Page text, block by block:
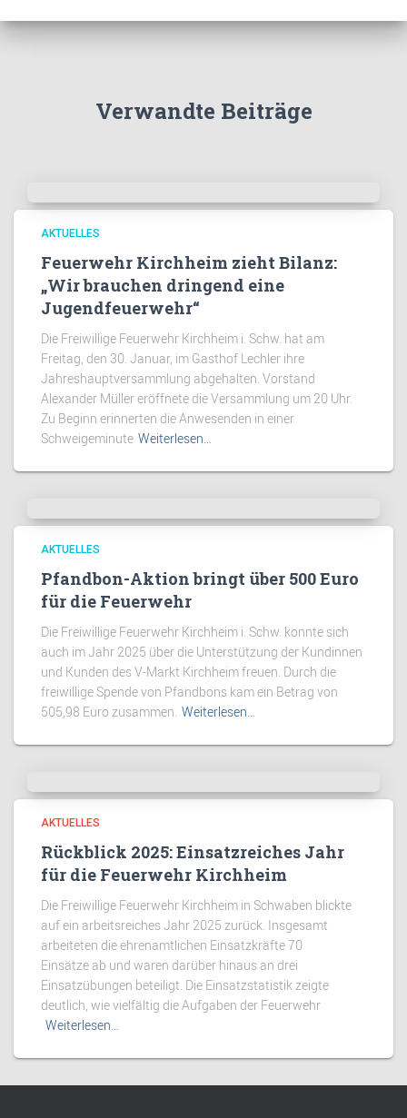
Verwandte Beiträge
AKTUELLES
Feuerwehr Kirchheim zieht Bilanz:
„Wir brauchen dringend eine
Jugendfeuerwehr“
Die Freiwillige Feuerwehr Kirchheim i. Schw. hat am
Freitag, den 30. Januar, im Gasthof Lechler ihre
Jahreshauptversammlung abgehalten. Vorstand
Alexander Müller eröffnete die Versammlung um 20 Uhr.
Zu Beginn erinnerten die Anwesenden in einer
Schweigeminute Weiterlesen…
AKTUELLES
Pfandbon-Aktion bringt über 500 Euro
für die Feuerwehr
Die Freiwillige Feuerwehr Kirchheim i. Schw. konnte sich
auch im Jahr 2025 über die Unterstützung der Kundinnen
und Kunden des V-Markt Kirchheim freuen. Durch die
freiwillige Spende von Pfandbons kam ein Betrag von
505,98 Euro zusammen. Weiterlesen…
AKTUELLES
Rückblick 2025: Einsatzreiches Jahr
für die Feuerwehr Kirchheim
Die Freiwillige Feuerwehr Kirchheim in Schwaben blickte
auf ein arbeitsreiches Jahr 2025 zurück. Insgesamt
arbeiteten die ehrenamtlichen Einsatzkräfte 70
Einsätze ab und waren darüber hinaus an drei
Einsatzübungen beteiligt. Die Einsatzstatistik zeigte
deutlich, wie vielfältig die Aufgaben der Feuerwehr
Weiterlesen…